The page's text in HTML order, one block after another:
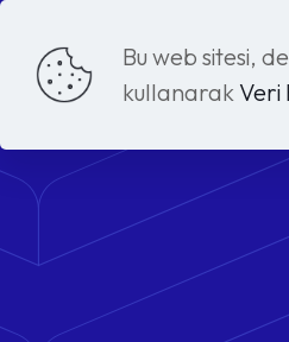
Bu web sitesi,
kullanarak Veri